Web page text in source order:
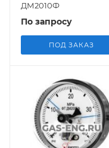
ДМ2010Ф
По запросу
ПОД ЗАКАЗ